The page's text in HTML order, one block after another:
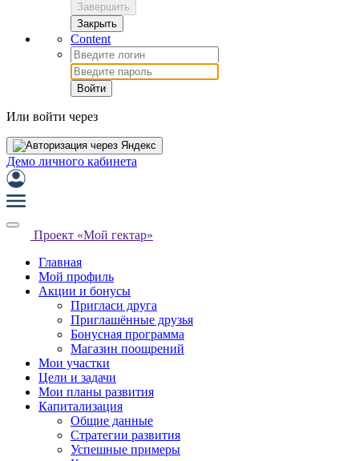
Завершить
Закрыть
Content
Войти
Или войти через
Демо личного кабинета
Проект «Мой гектар»
Главная
Мой профиль
Акции и бонусы
Пригласи друга
Приглашённые друзья
Бонусная программа
Магазин поощрений
Мои участки
Цели и задачи
Мои планы развития
Капитализация
Общие данные
Стратегии развития
Успешные примеры